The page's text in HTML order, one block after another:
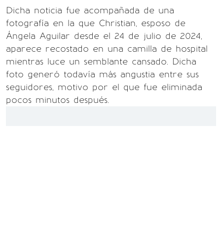
Dicha noticia fue acompañada de una
fotografía en la que Christian, esposo de
Ángela Aguilar desde el 24 de julio de 2024,
aparece recostado en una camilla de hospital
mientras luce un semblante cansado. Dicha
foto generó todavía más angustia entre sus
seguidores, motivo por el que fue eliminada
pocos minutos después.